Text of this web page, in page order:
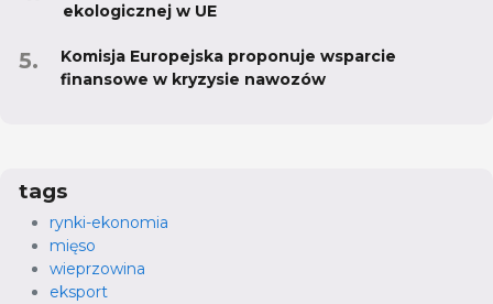
ekologicznej w UE
Komisja Europejska proponuje wsparcie
finansowe w kryzysie nawozów
tags
rynki-ekonomia
mięso
wieprzowina
eksport